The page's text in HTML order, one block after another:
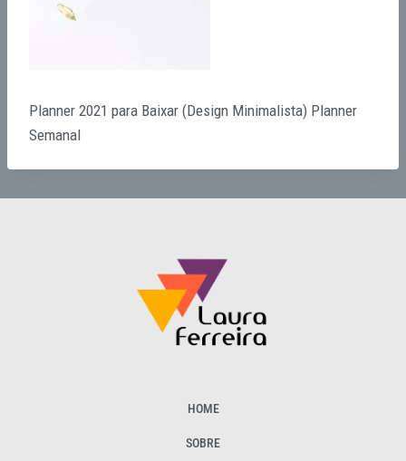
Planner 2021 para Baixar (Design Minimalista) Planner
Semanal
HOME
SOBRE